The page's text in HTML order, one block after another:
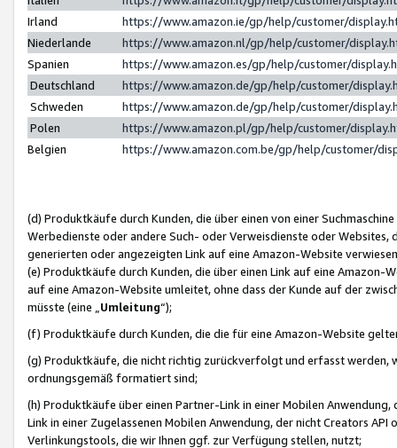
Irland
https://www.amazon.ie/gp/help/customer/
Niederlande
https://www.amazon.nl/gp/help/customer/
Spanien
https://www.amazon.es/gp/help/customer/
Deutschland
https://www.amazon.de/gp/help/customer/
Schweden
https://www.amazon.de/gp/help/customer/
Polen
https://www.amazon.pl/gp/help/customer/
Belgien
https://www.amazon.com.be/gp/help/customer/
(d) Produktkäufe durch Kunden, die über einen von einer
Werbedienste oder andere Such- oder Verweisdienste oder Websites,
generierten oder angezeigten Link auf eine Amazon-Website
(e) Produktkäufe durch Kunden, die über einen Link auf eine
auf eine Amazon-Website umleitet, ohne dass der Kunde auf der
müsste (eine „ Umleitung“);
(f) Produktkäufe durch Kunden, die die für eine Amazon-Website
(g) Produktkäufe, die nicht richtig zurückverfolgt und erfasst werden,
ordnungsgemäß formatiert sind;
(h) Produktkäufe über einen Partner-Link in einer Mobilen
Link in einer Zugelassenen Mobilen Anwendung, der nicht Creators
Verlinkungstools, die wir Ihnen ggf. zur Verfügung stellen, nutzt;